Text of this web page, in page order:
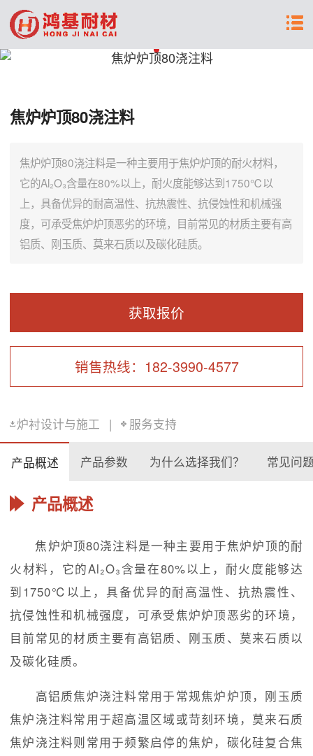
焦炉炉顶80浇注料
焦炉炉顶80浇注料是一种主要用于焦炉炉顶的耐火材料，
它的Al₂O₃含量在80%以上，耐火度能够达到1750℃以
上，具备优异的耐高温性、抗热震性、抗侵蚀性和机械强
度，可承受焦炉炉顶恶劣的环境，目前常见的材质主要有高
铝质、刚玉质、莫来石质以及碳化硅质。
获取报价
销售热线：182-3990-4577
炉衬设计与施工 | 服务支持
产品概述 产品参数 为什么选择我们？ 常见问
产品概述
焦炉炉顶80浇注料是一种主要用于焦炉炉顶的耐
火材料，它的Al₂O₃含量在80%以上，耐火度能够达
到1750℃以上，具备优异的耐高温性、抗热震性、
抗侵蚀性和机械强度，可承受焦炉炉顶恶劣的环境，
目前常见的材质主要有高铝质、刚玉质、莫来石质以
及碳化硅质。
高铝质焦炉浇注料常用于常规焦炉炉顶，刚玉质
焦炉浇注料常用于超高温区域或苛刻环境，莫来石质
焦炉浇注料则常用于频繁启停的焦炉，碳化硅复合焦